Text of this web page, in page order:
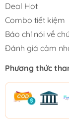
Deal Hot
Combo tiết kiệm
Báo chí nói về
Đánh giá cảm
Phương thức